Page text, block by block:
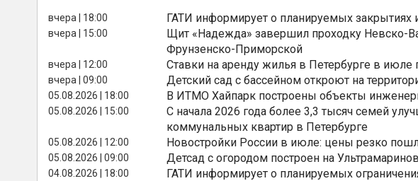
вчера | 18:00 ГАТИ информирует о планируемых закрытиях
вчера | 15:00
Щит «Надежда» завершил проходку Невско-
Фрунзенско-Приморской
вчера | 12:00 Ставки на аренду жилья в Петербурге в июле
вчера | 09:00 Детский сад с бассейном откроют на
05.08.2026 | 18:00 В ИТМО Хайпарк построены объекты
05.08.2026 | 15:00
С начала 2026 года более 3,3 тысяч семей
коммунальных квартир в Петербурге
05.08.2026 | 12:00 Новостройки России в июле: цены резко
05.08.2026 | 09:00 Детсад с огородом построен на
04.08.2026 | 18:00 ГАТИ информирует о планируемых